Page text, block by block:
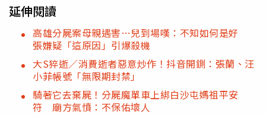
延伸閱讀
高雄分屍案母親遇害…兒到場嘆：不知如何是好
張嫌疑「這原因」引爆殺機
大S猝逝／消費逝者惡意炒作！抖音開鍘：張蘭、汪
小菲帳號「無限期封禁」
騎著它去棄屍！分屍魔單車上綁白沙屯媽祖平安
符 廟方氣憤：不保佑壞人